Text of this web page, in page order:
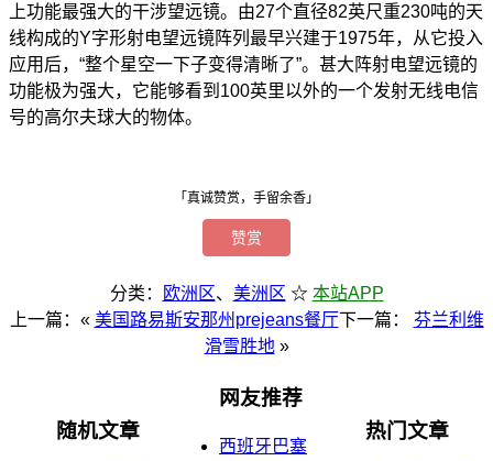
上功能最强大的干涉望远镜。由27个直径82英尺重230吨的天
线构成的Y字形射电望远镜阵列最早兴建于1975年，从它投入
应用后，“整个星空一下子变得清晰了”。甚大阵射电望远镜的
功能极为强大，它能够看到100英里以外的一个发射无线电信
号的高尔夫球大的物体。
「真诚赞赏，手留余香」
赞赏
分类： 欧洲区、 美洲区 ☆ 本站APP
上一篇：« 美国路易斯安那州prejeans餐厅下一篇： 芬兰利维
滑雪胜地»
随机文章
网友推荐
西班牙巴塞
热门文章